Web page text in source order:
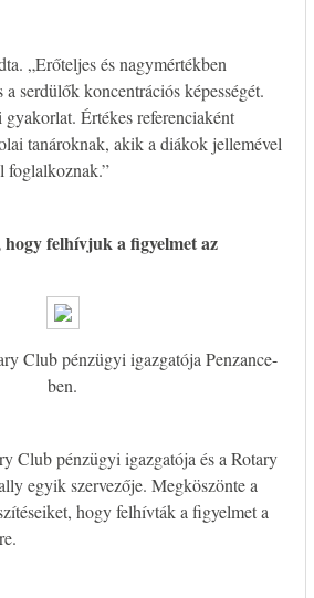
„Erőteljes és nagymértékben
serdülők koncentrációs képességét.
Értékes referenciaként
tanároknak, akik a diákok jellemével
foglalkoznak.”
felhívjuk a figyelmet az
Club pénzügyi igazgatója Penzance-
ben.
Club pénzügyi igazgatója és a Rotary
egyik szervezője. Megköszönte a
hogy felhívták a figyelmet a